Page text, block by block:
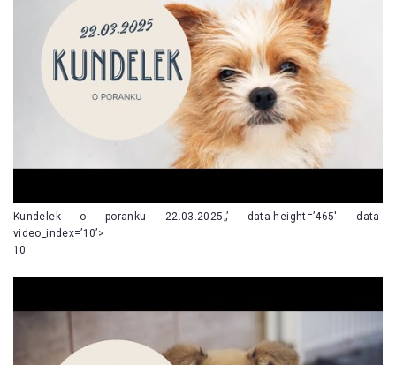
Kundelek o poranku 22.03.2025„’ data-height=’465′ data-
video_index=’10’>
10